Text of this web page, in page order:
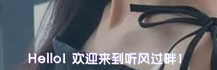
Hello! 欢迎来到听风过畔！